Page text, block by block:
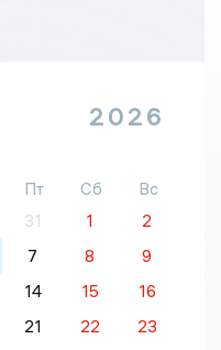
2026
Пт Сб
Вс
31 1
2
7 8
9
14 15
16
21 22
23